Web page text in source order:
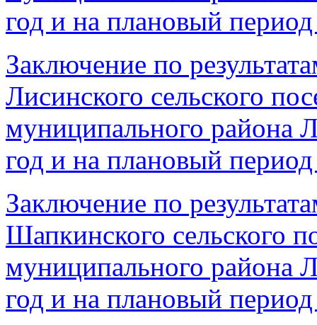
год и на плановый
Заключение по
Лисинского сельского
муниципального района
год и на плановый
Заключение по
Шапкинского сельского
муниципального района
год и на плановый